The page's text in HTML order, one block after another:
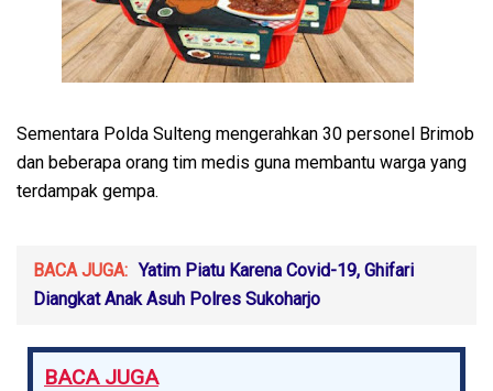
Sementara Polda Sulteng mengerahkan 30 personel Brimob
dan beberapa orang tim medis guna membantu warga yang
terdampak gempa.
BACA JUGA: Yatim Piatu Karena Covid-19, Ghifari
Diangkat Anak Asuh Polres Sukoharjo
BACA JUGA